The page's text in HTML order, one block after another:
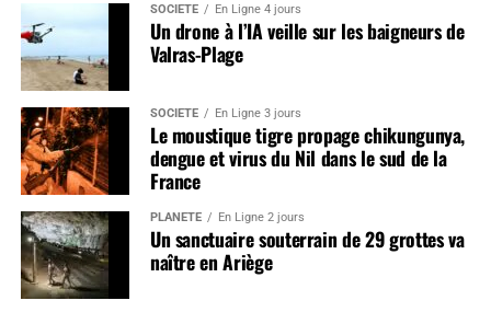
SOCIÉTÉ En Ligne 4 jours
Un drone à l’IA veille sur les baigneurs de
Valras-Plage
SOCIÉTÉ En Ligne 3 jours
Le moustique tigre propage chikungunya,
dengue et virus du Nil dans le sud de la
France
PLANÈTE En Ligne 2 jours
Un sanctuaire souterrain de 29 grottes va
naître en Ariège